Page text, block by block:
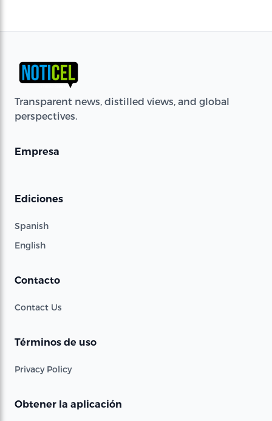
Transparent news, distilled views, and global
perspectives.
Empresa
Ediciones
Spanish
English
Contacto
Contact Us
Términos de uso
Privacy Policy
Obtener la aplicación